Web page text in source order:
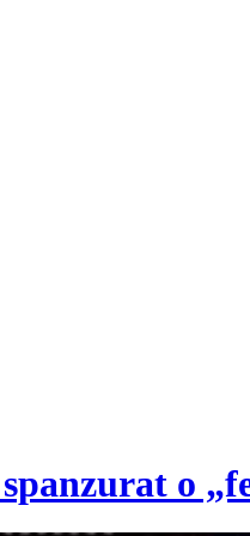
o